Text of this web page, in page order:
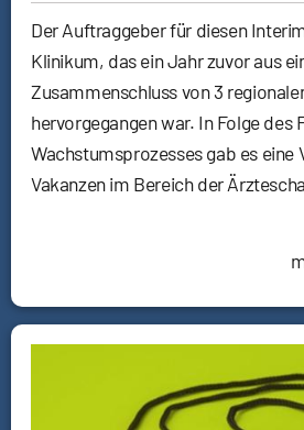
Der Auftraggeber für diesen
Klinikum, das ein Jahr zuvor aus
Zusammenschluss von 3
hervorgegangen war. In Folge des
Wachstumsprozesses gab es eine
Vakanzen im Bereich der